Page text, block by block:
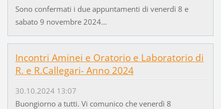
Sono confermati i due appuntamenti di venerdì 8 e
sabato 9 novembre 2024...
Incontri Aminei e Oratorio e Laboratorio di
R. e R.Callegari- Anno 2024
30.10.2024 13:07
Buongiorno a tutti. Vi comunico che venerdì 8